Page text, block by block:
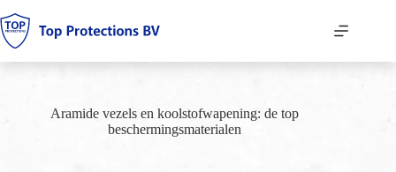
naar
de
Aramide vezels en koolstofwapening: de top
beschermingsmaterialen